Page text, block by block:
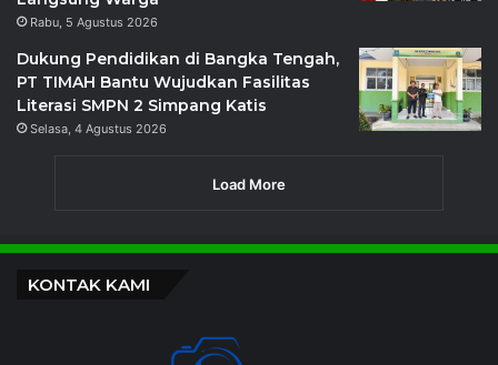
Rabu, 5 Agustus 2026
Dukung Pendidikan di Bangka Tengah,
PT TIMAH Bantu Wujudkan Fasilitas
Literasi SMPN 2 Simpang Katis
Selasa, 4 Agustus 2026
Load More
KONTAK KAMI